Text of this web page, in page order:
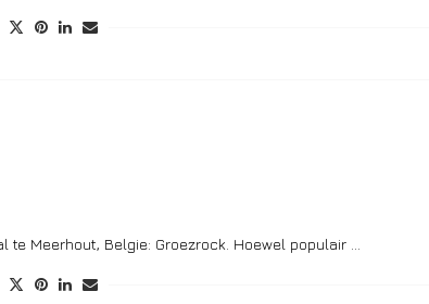
Meerhout, Belgie: Groezrock. Hoewel populair …